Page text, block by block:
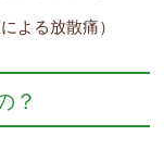
よる放散痛）
？